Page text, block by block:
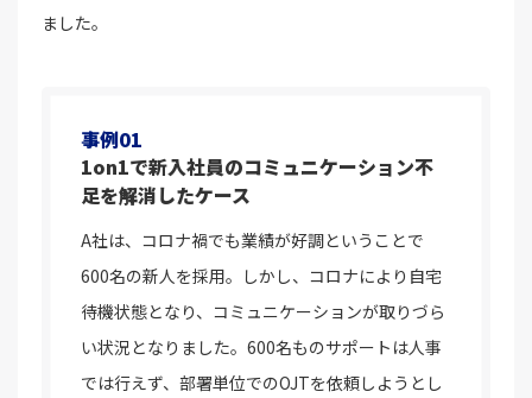
ました。
事例01
1on1で新入社員のコミュニケーション不
足を解消したケース
A社は、コロナ禍でも業績が好調ということで
600名の新人を採用。しかし、コロナにより自宅
待機状態となり、コミュニケーションが取りづら
い状況となりました。600名ものサポートは人事
では行えず、部署単位でのOJTを依頼しようとし